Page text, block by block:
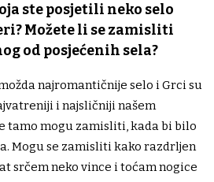
ste posjetili neko selo
Možete li se zamisliti
od posjećenih sela?
najromantičnije selo i Grci su
i najsličniji našem
tamo mogu zamisliti, kada bi bilo
Mogu se zamisliti kako razdrljen
srčem neko vince i toćam nogice